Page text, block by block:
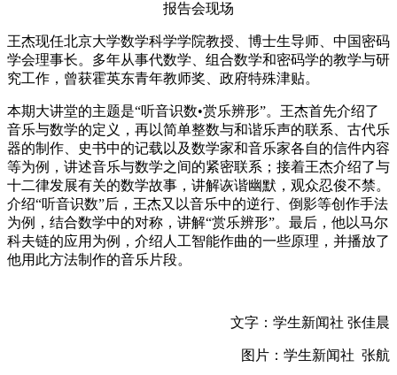
报告会现场
王杰现任北京大学数学科学学院教授、博士生导师、中国密码
学会理事长。多年从事代数学、组合数学和密码学的教学与研
究工作，曾获霍英东青年教师奖、政府特殊津贴。
本期大讲堂的主题是“听音识数•赏乐辨形”。王杰首先介绍了
音乐与数学的定义，再以简单整数与和谐乐声的联系、古代乐
器的制作、史书中的记载以及数学家和音乐家各自的信件内容
等为例，讲述音乐与数学之间的紧密联系；接着王杰介绍了与
十二律发展有关的数学故事，讲解诙谐幽默，观众忍俊不禁。
介绍“听音识数”后，王杰又以音乐中的逆行、倒影等创作手法
为例，结合数学中的对称，讲解“赏乐辨形”。最后，他以马尔
科夫链的应用为例，介绍人工智能作曲的一些原理，并播放了
他用此方法制作的音乐片段。
文字：学生新闻社 张佳晨
图片：学生新闻社 张航